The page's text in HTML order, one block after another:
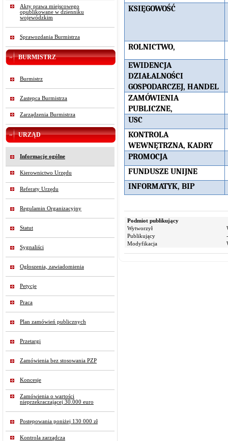
Akty prawa miejscowego
opublikowane w dzienniku
wojewódzkim
Sprawozdania Burmistrza
BURMISTRZ
Burmistrz
Zastępca Burmistrza
Zarządzenia Burmistrza
URZĄD
Informacje ogólne
Kierownictwo Urzędu
Referaty Urzędu
Regulamin Organizacyjny
Statut
Sygnaliści
Ogłoszenia, zawiadomienia
Petycje
Praca
Plan zamówień publicznych
Przetargi
Zamówienia bez stosowania PZP
Koncesje
Zamówienia o wartości
nieprzekraczającej 30.000 euro
Postępowania poniżej 130 000 zł
Kontrola zarządcza
KSIĘGOWOŚĆ
ROLNICTWO,
EWIDENCJA
DZIAŁALNOŚCI
GOSPODARCZEJ, HANDEL
ZAMÓWIENIA
PUBLICZNE,
USC
KONTROLA
WEWNĘTRZNA, KADRY
PROMOCJA
FUNDUSZE UNIJNE
INFORMATYK, BIP
Podmiot publikujący
Wytworzył
Publikujący
Modyfikacja